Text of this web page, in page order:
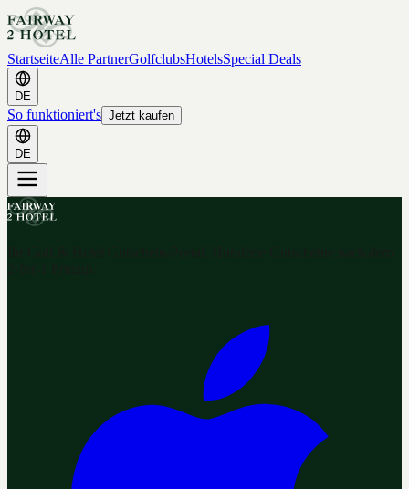
StartseiteAlle PartnerGolfclubsHotelsSpecial Deals
DE
So funktioniert's Jetzt kaufen
DE